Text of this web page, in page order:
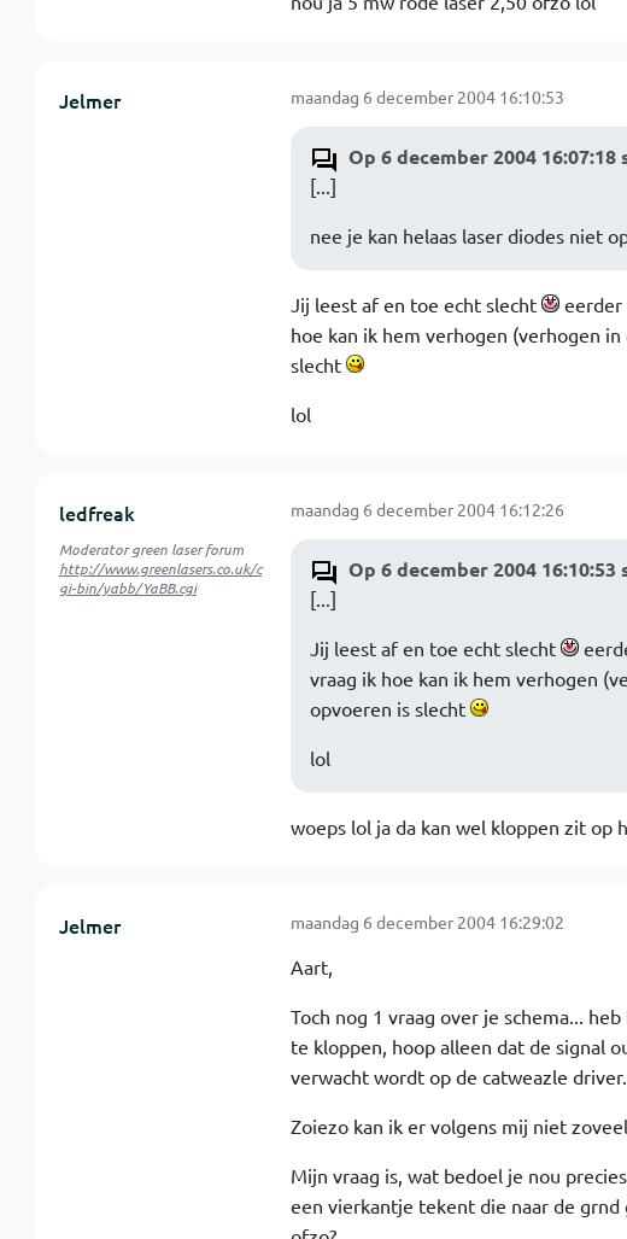
Jelmer maandag 6 december 2004 16:10:53
Op 6 december 2004
[...]
nee je kan helaas laser diodes niet
Jij leest af en toe echt slecht eerder
hoe kan ik hem verhogen (verhogen
slecht
lol
ledfreak
Moderator green laser forum
http://www.greenlasers.co.uk/c
gi-bin/yabb/YaBB.cgi
maandag 6 december 2004 16:12:26
Op 6 december 2004
[...]
Jij leest af en toe echt slecht
vraag ik hoe kan ik hem verhogen
opvoeren is slecht
lol
woeps lol ja da kan wel kloppen zit
Jelmer maandag 6 december 2004 16:29:02
Aart,
Toch nog 1 vraag over je schema...
te kloppen, hoop alleen dat de signal
verwacht wordt op de catweazle driver.
Zoiezo kan ik er volgens mij niet
Mijn vraag is, wat bedoel je nou
een vierkantje tekent die naar de